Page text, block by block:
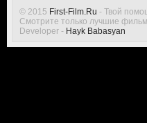
© 2015 First-Film.Ru - Твой
Смотрите только лучшие
Developer - Hayk Babasyan